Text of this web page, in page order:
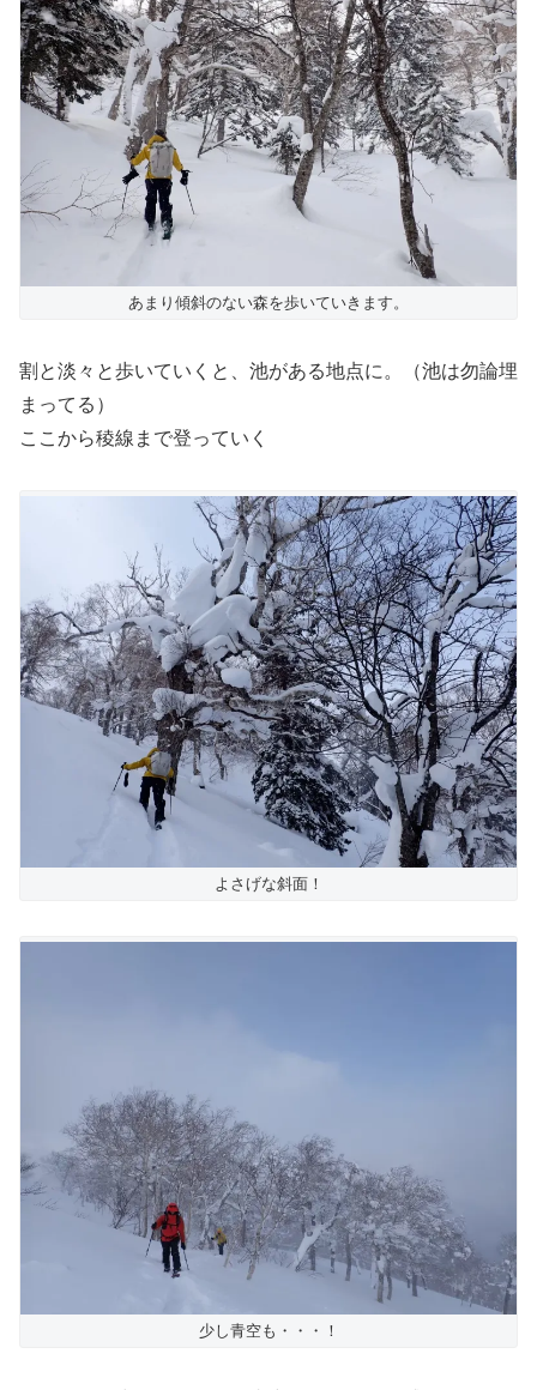
あまり傾斜のない森を歩いていきます。
割と淡々と歩いていくと、池がある地点に。（池は勿論埋
まってる）
ここから稜線まで登っていく
よさげな斜面！
少し青空も・・・！